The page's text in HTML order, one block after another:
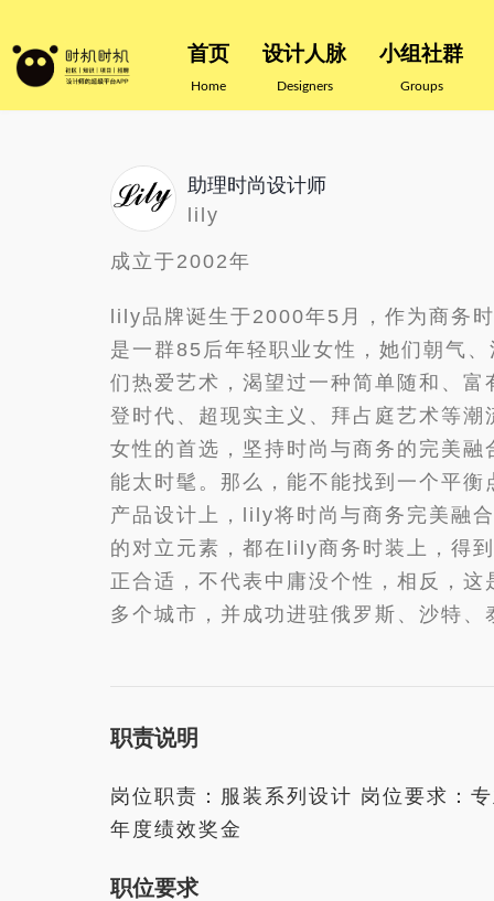
首页
Home
设计人脉
Designers
小组社群
Groups
助理时尚设计师
lily
成立于2002年
lily品牌诞生于2000年5月，作为商务
是一群85后年轻职业女性，她们朝气
们热爱艺术，渴望过一种简单随和、
登时代、超现实主义、拜占庭艺术等
女性的首选，坚持时尚与商务的完美
能太时髦。那么，能不能找到一个平
产品设计上，lily将时尚与商务完美融
的对立元素，都在lily商务时装上，得
正合适，不代表中庸没个性，相反，
多个城市，并成功进驻俄罗斯、沙特
职责说明
岗位职责：服装系列设计 岗位要求：
年度绩效奖金
职位要求